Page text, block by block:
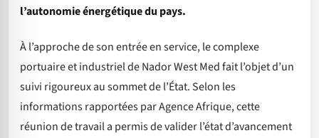
l’autonomie énergétique du pays.
À l’approche de son entrée en service, le complexe
portuaire et industriel de Nador West Med fait l’objet d’un
suivi rigoureux au sommet de l’État. Selon les
informations rapportées par Agence Afrique, cette
réunion de travail a permis de valider l’état d’avancement